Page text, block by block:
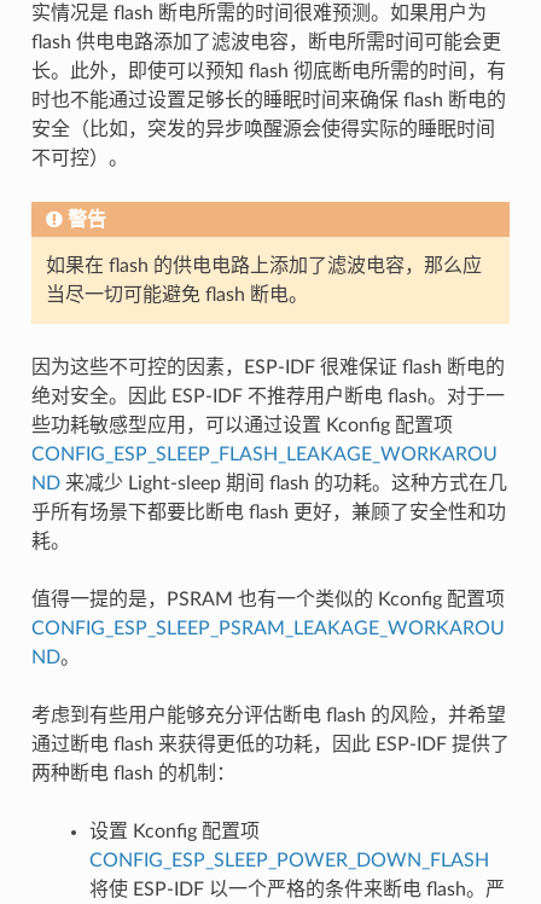
实情况是 flash 断电所需的时间很难预测。如果用户为
flash 供电电路添加了滤波电容，断电所需时间可能会更
长。此外，即使可以预知 flash 彻底断电所需的时间，有
时也不能通过设置足够长的睡眠时间来确保 flash 断电的
安全（比如，突发的异步唤醒源会使得实际的睡眠时间
不可控）。
警告
如果在 flash 的供电电路上添加了滤波电容，那么应
当尽一切可能避免 flash 断电。
因为这些不可控的因素，ESP-IDF 很难保证 flash 断电的
绝对安全。因此 ESP-IDF 不推荐用户断电 flash。对于一
些功耗敏感型应用，可以通过设置 Kconfig 配置项
CONFIG_ESP_SLEEP_FLASH_LEAKAGE_WORKAROU
ND来减少 Light-sleep 期间 flash 的功耗。这种方式在几
乎所有场景下都要比断电 flash 更好，兼顾了安全性和功
耗。
值得一提的是，PSRAM 也有一个类似的 Kconfig 配置项
CONFIG_ESP_SLEEP_PSRAM_LEAKAGE_WORKAROU
ND。
考虑到有些用户能够充分评估断电 flash 的风险，并希望
通过断电 flash 来获得更低的功耗，因此 ESP-IDF 提供了
两种断电 flash 的机制：
设置 Kconfig 配置项
CONFIG_ESP_SLEEP_POWER_DOWN_FLASH
将使 ESP-IDF 以一个严格的条件来断电 flash。严